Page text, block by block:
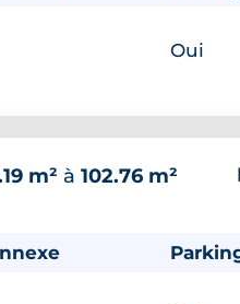
Oui
m² à 102.76 m²